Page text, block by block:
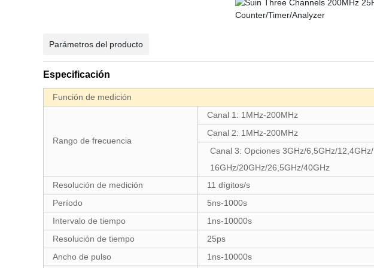
Parámetros del producto
Especificación
Función de medición
Rango de frecuencia
Canal 1: 1MHz-200MHz
Canal 2: 1MHz-200MHz
Canal 3: Opciones 3GHz/6,5GHz/12,4GHz/
16GHz/20GHz/26,5GHz/40GHz
Resolución de medición
11 dígitos/s
Período
5ns-1000s
Intervalo de tiempo
1ns-10000s
Resolución de tiempo
25ps
Ancho de pulso
1ns-10000s